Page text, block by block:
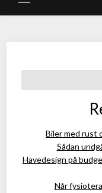
Biler med rust
Sådan
Havedesign på
Når